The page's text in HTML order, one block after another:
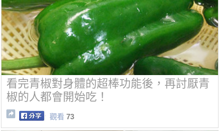
看完青椒對身體的超棒功能後，再討厭青
椒的人都會開始吃！
觀看 73